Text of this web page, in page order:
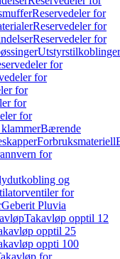
Reservedeler for
Reservedeler for
Reservedeler for
Utstyrstilkoblinger
for
for
for
for
for
Bærende
Forbruksmateriell
for
og
for
Geberit Pluvia
Takavløp opptil 12
opptil 25
oppti 100
for